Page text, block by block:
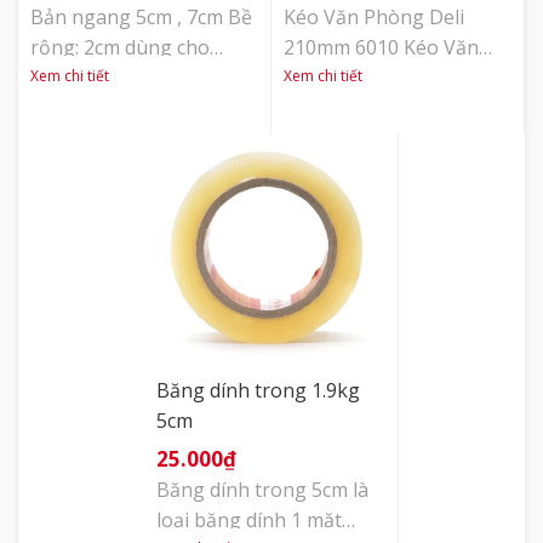
Bản ngang 5cm , 7cm Bề
rộng: 2cm dùng cho
băng dính độ dày dưới
Lưỡi dao thép cực bén.
Mẫu mã đa dạng, màu
sắc phong phú. Lớp sơn
Xem chi tiết
Kéo Văn Phòng Deli
210mm 6010 Kéo Văn
Phòng Deli 210mm 6010
ngắn thời gian cắt giấy
đồng thời giữ cho vết cắt
đều đẹp và chuẩn xác
hơn. Kéo có màu nâu và
đen tinh tế, đẹp mắt
mang lại cho không gian
[...]
Xem chi tiết
Băng dính trong 1.9kg
5cm
25.000₫
Băng dính trong 5cm là
loại băng dính 1 mặt